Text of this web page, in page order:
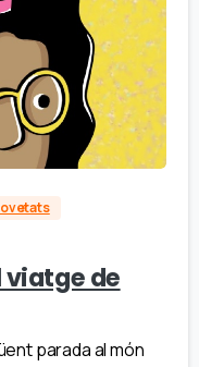
viatge de
parada al món